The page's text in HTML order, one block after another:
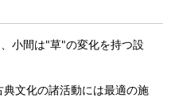
小間は"草"の変化を持つ設
文化の諸活動には最適の施